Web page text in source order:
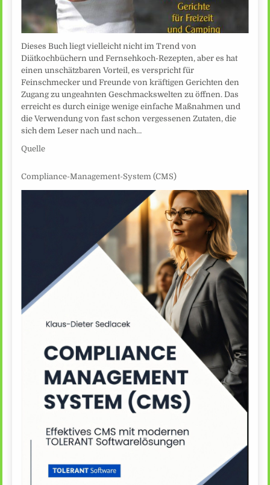
Dieses Buch liegt vielleicht nicht im Trend von
Diätkochbüchern und Fernsehkoch-Rezepten, aber es hat
einen unschätzbaren Vorteil, es verspricht für
Feinschmecker und Freunde von kräftigen Gerichten den
Zugang zu ungeahnten Geschmackswelten zu öffnen. Das
erreicht es durch einige wenige einfache Maßnahmen und
die Verwendung von fast schon vergessenen Zutaten, die
sich dem Leser nach und nach…
Quelle
Compliance-Management-System (CMS)